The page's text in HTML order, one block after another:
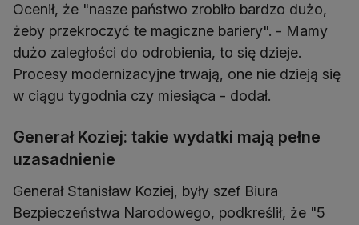
Ocenił, że "nasze państwo zrobiło bardzo dużo,
żeby przekroczyć te magiczne bariery". - Mamy
dużo zaległości do odrobienia, to się dzieje.
Procesy modernizacyjne trwają, one nie dzieją się
w ciągu tygodnia czy miesiąca - dodał.
Generał Koziej: takie wydatki mają pełne
uzasadnienie
Generał Stanisław Koziej, były szef Biura
Bezpieczeństwa Narodowego, podkreślił, że "5